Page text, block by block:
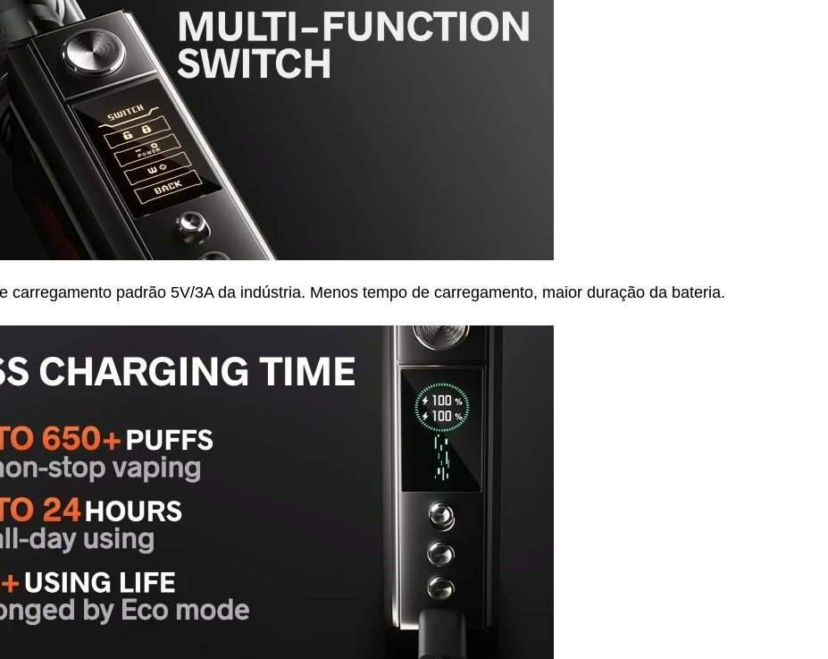
carregamento padrão 5V/3A da indústria. Menos tempo de carregamento, maior duração da bateria.